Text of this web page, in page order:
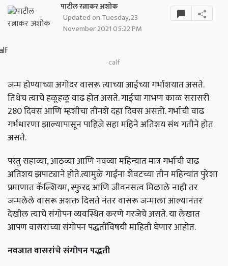
पाटील रत्नाकर अशोक
Updated on Tuesday, 23
November 2021 05:22 PM
calf
जन्म होण्याच्या अगोदर वासरू त्याच्या आईच्या गर्भाशयात असते.
तिथेच त्याचे हळूहळू वाढ होत असते. गाईचा गाभण काळ सरासरी
280 दिवस आणि म्हशीचा तीनशे दहा दिवस असतो. गर्भाची वाढ
गर्भधारणा झाल्यापासून पाहिजे सहा महिने अतिशय संथ गतीने होत
असते.
परंतु सहाव्या, आठव्या आणि नवव्या महिन्यात मात्र गर्भाची वाढ
अतिशय झपाट्याने होते.त्यामुळे गाईंना शेवटच्या तीन महिन्यांत पुरेशा
प्रमाणात कॅल्शियम, स्फुरद आणि जीवनसत्व मिळाले नाही तर
जन्मलेले वासरू अशक्त दिसते नंतर वासरू जन्माला आल्यानंतर
देखील त्याचे संगोपन व्यवस्थित करणे गरजेचे असते. या लेखात
आपण वासरांच्या संगोपन पद्धतींविषयी माहिती घेणार आहोत.
नवजात वासरांचे संगोपन पद्धती